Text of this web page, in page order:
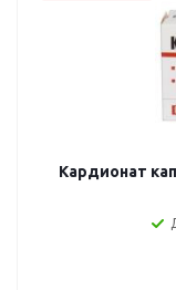
Кардионат